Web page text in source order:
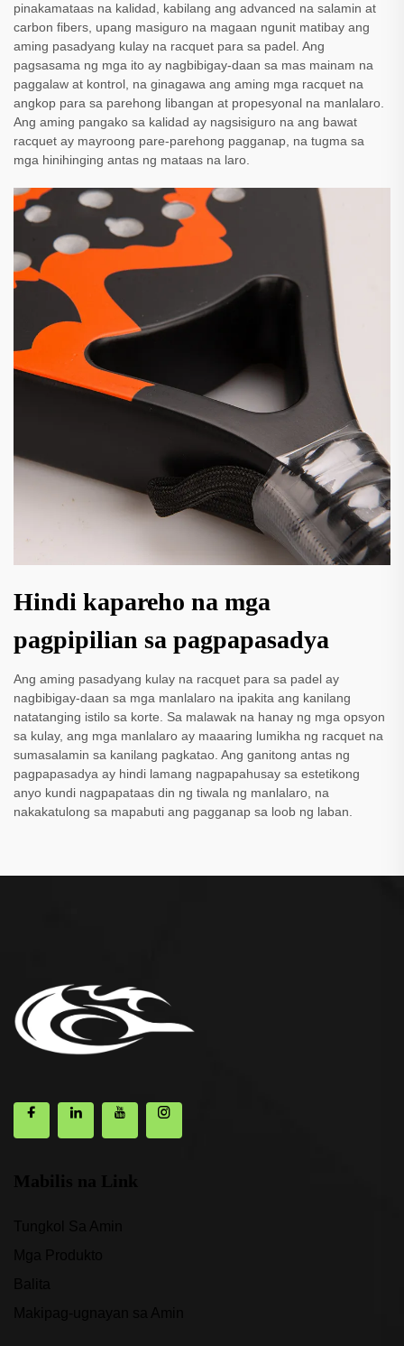
pinakamataas na kalidad, kabilang ang advanced na salamin at
carbon fibers, upang masiguro na magaan ngunit matibay ang
aming pasadyang kulay na racquet para sa padel. Ang
pagsasama ng mga ito ay nagbibigay-daan sa mas mainam na
paggalaw at kontrol, na ginagawa ang aming mga racquet na
angkop para sa parehong libangan at propesyonal na manlalaro.
Ang aming pangako sa kalidad ay nagsisiguro na ang bawat
racquet ay mayroong pare-parehong pagganap, na tugma sa
mga hinihinging antas ng mataas na laro.
Hindi kapareho na mga
pagpipilian sa pagpapasadya
Ang aming pasadyang kulay na racquet para sa padel ay
nagbibigay-daan sa mga manlalaro na ipakita ang kanilang
natatanging istilo sa korte. Sa malawak na hanay ng mga opsyon
sa kulay, ang mga manlalaro ay maaaring lumikha ng racquet na
sumasalamin sa kanilang pagkatao. Ang ganitong antas ng
pagpapasadya ay hindi lamang nagpapahusay sa estetikong
anyo kundi nagpapataas din ng tiwala ng manlalaro, na
nakakatulong sa mapabuti ang pagganap sa loob ng laban.